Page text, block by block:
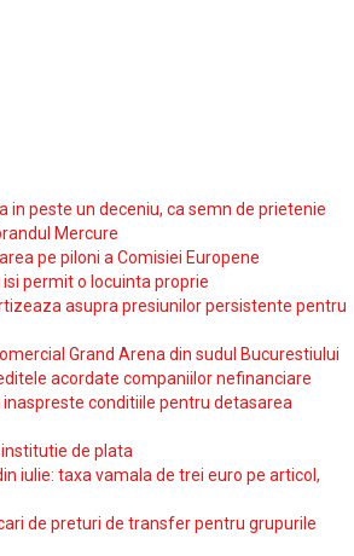
peste un deceniu, ca semn de prietenie
Mercure
pe piloni a Comisiei Europene
permit o locuinta proprie
asupra presiunilor persistente pentru
Grand Arena din sudul Bucurestiului
acordate companiilor nefinanciare
conditiile pentru detasarea
de plata
iulie: taxa vamala de trei euro pe articol,
de preturi de transfer pentru grupurile